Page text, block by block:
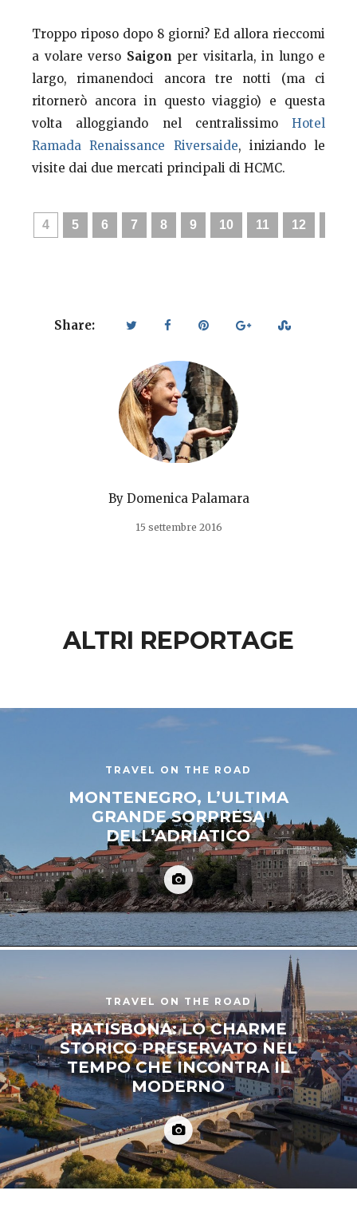
Troppo riposo dopo 8 giorni? Ed allora rieccomi
a volare verso Saigon per visitarla, in lungo e
largo, rimanendoci ancora tre notti (ma ci
ritornerò ancora in questo viaggio) e questa
volta alloggiando nel centralissimo Hotel
Ramada Renaissance Riversaide, iniziando le
visite dai due mercati principali di HCMC.
4 5 6 7 8 9 10 11 12
Share:
By Domenica Palamara
15 settembre 2016
ALTRI REPORTAGE
TRAVEL ON THE ROAD
MONTENEGRO, L’ULTIMA
GRANDE SORPRESA
DELL’ADRIATICO
TRAVEL ON THE ROAD
RATISBONA: LO CHARME
STORICO PRESERVATO NEL
TEMPO CHE INCONTRA IL
MODERNO